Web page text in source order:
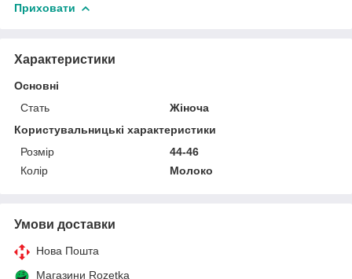
Приховати
Характеристики
Основні
Стать
Жіноча
Користувальницькі характеристики
Розмір
44-46
Колір
Молоко
Умови доставки
Нова Пошта
Магазини Rozetka